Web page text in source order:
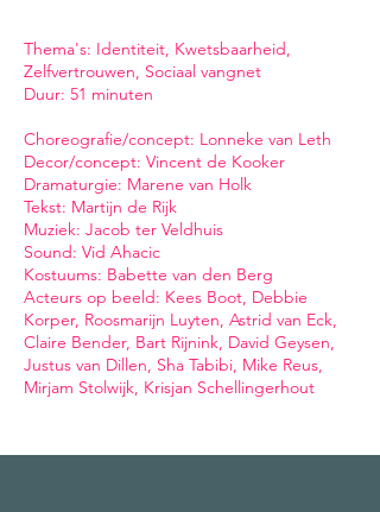
​Thema's: Identiteit, Kwetsbaarheid,
Zelfvertrouwen, Sociaal vangnet
Duur: 51 minuten
Choreografie/concept: Lonneke van Leth
Decor/concept: Vincent de Kooker
Dramaturgie: Marene van Holk
Tekst: Martijn de Rijk
Muziek: Jacob ter Veldhuis
Sound: Vid Ahacic
Kostuums: Babette van den Berg
Acteurs op beeld: Kees Boot, Debbie
Korper, Roosmarijn Luyten, Astrid van Eck,
Claire Bender, Bart Rijnink, David Geysen,
Justus van Dillen, Sha Tabibi, Mike Reus,
Mirjam Stolwijk, Krisjan Schellingerhout